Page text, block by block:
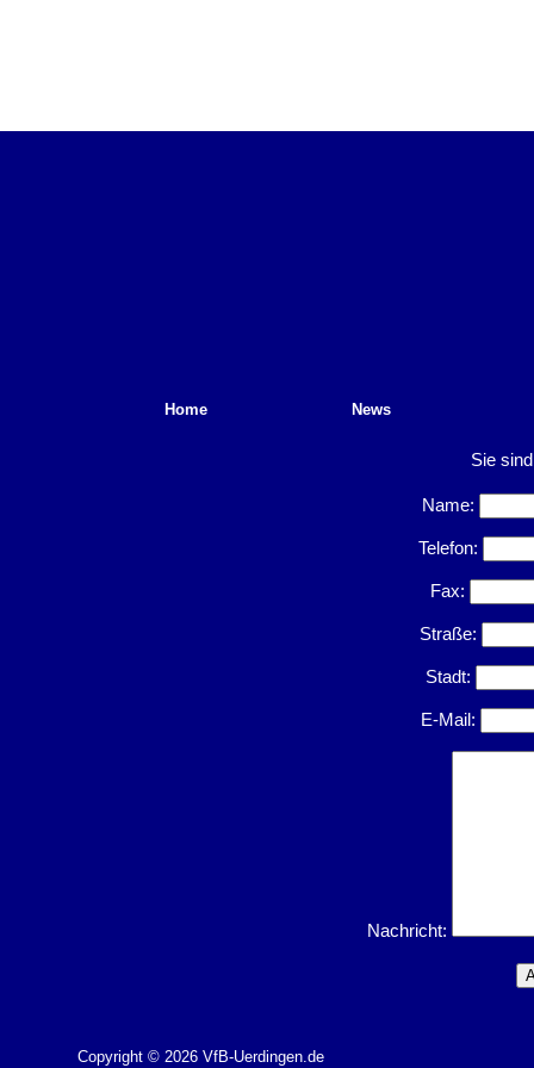
Home News
Sie
Name:
Telefon:
Fax:
Straße:
Stadt:
E-Mail:
Nachricht:
Copyright © 2026 VfB-Uerdingen.de